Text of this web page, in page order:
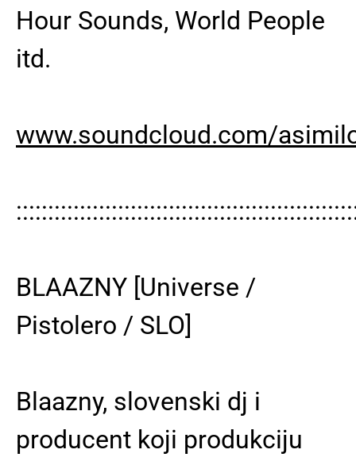
Hour Sounds, World People
itd.
www.soundcloud.com/
BLAAZNY [Universe /
Pistolero / SLO]
Blaazny, slovenski dj i
producent koji produkciju